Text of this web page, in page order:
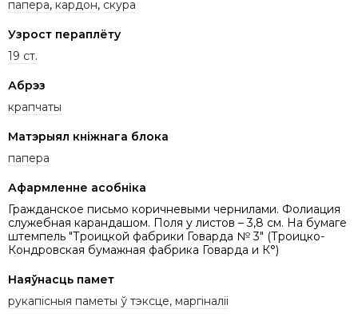
папера, кардон, скура
Узрост пераплёту
19 ст.
Абрэз
крапчаты
Матэрыял кніжнага блока
папера
Афармленне асобніка
Гражданское письмо коричневыми чернилами. Фолиация
служебная карандашом. Поля у листов – 3,8 см. На бумаге
штемпель "Троицкой фабрики Говарда № 3" (Троицко-
Кондровская бумажная фабрика Говарда и К°)
Наяўнасць памет
рукапісныя паметы ў тэксце, маргіналіі